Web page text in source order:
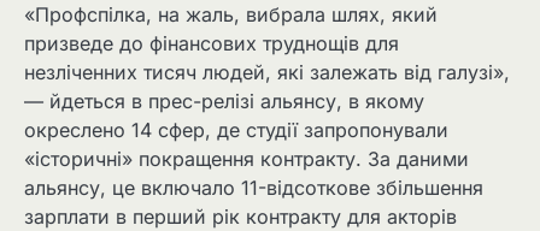
«Профспілка, на жаль, вибрала шлях, який
призведе до фінансових труднощів для
незліченних тисяч людей, які залежать від галузі»,
— йдеться в прес-релізі альянсу, в якому
окреслено 14 сфер, де студії запропонували
«історичні» покращення контракту. За даними
альянсу, це включало 11-відсоткове збільшення
зарплати в перший рік контракту для акторів